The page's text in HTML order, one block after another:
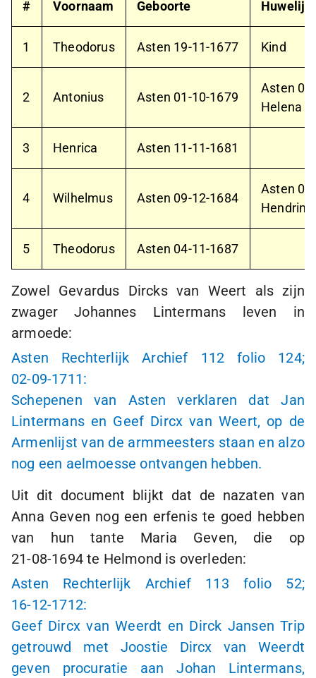
# Voornaam Geboorte Huwelijk
1 Theodorus Asten 19-11-1677 Kind
2 Antonius Asten 01-10-1679
Asten
Helena
3 Henrica Asten 11-11-1681
4 Wilhelmus Asten 09-12-1684
Asten
5 Theodorus Asten 04-11-1687
Zowel Gevardus Dircks van Weert als zijn
zwager Johannes Lintermans leven in
armoede:
Asten Rechterlijk Archief 112 folio 124;
02-09-1711:
Schepenen van Asten verklaren dat Jan
Lintermans en Geef Dircx van Weert, op de
Armenlijst van de armmeesters staan en alzo
nog een aelmoesse ontvangen hebben.
Uit dit document blijkt dat de nazaten van
Anna Geven nog een erfenis te goed hebben
van hun tante Maria Geven, die op
21-08-1694te Helmond is overleden:
Asten Rechterlijk Archief 113 folio 52;
16-12-1712:
Geef Dircx van Weerdt en Dirck Jansen Trip
getrouwd met Joostie Dircx van Weerdt
geven procuratie aan Johan Lintermans,